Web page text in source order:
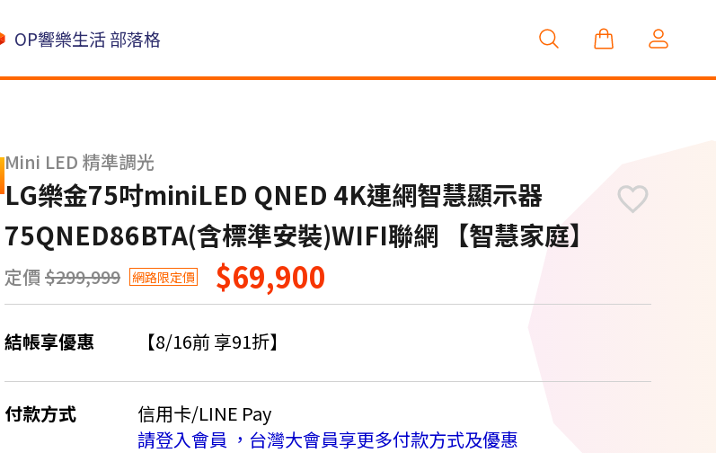
OP響樂生活 部落格
Mini LED 精準調光
LG樂金75吋miniLED QNED 4K連網智慧顯示器
75QNED86BTA(含標準安裝)WIFI聯網 【智慧家庭】
定價 $299,999 網路限定價 $69,900
結帳享優惠 【8/16前 享91折】
付款方式
信用卡/LINE Pay
請登入會員 ，台灣大會員享更多付款方式及優惠